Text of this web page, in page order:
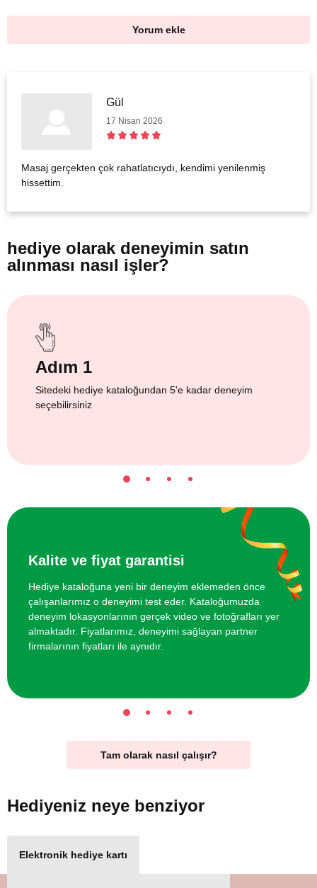
Yorum ekle
Gül
17 Nisan 2026
Masaj gerçekten çok rahatlatıcıydı, kendimi yenilenmiş
hissettim.
hediye olarak deneyimin satın
alınması nasıl işler?
Adım 1
Sitedeki hediye kataloğundan 5'e kadar deneyim
seçebilirsiniz
Kalite ve fiyat garantisi
Hediye kataloğuna yeni bir deneyim eklemeden önce
çalışanlarımız o deneyimi test eder. Kataloğumuzda
deneyim lokasyonlarının gerçek video ve fotoğrafları yer
almaktadır. Fiyatlarımız, deneyimi sağlayan partner
firmalarının fiyatları ile aynıdır.
Tam olarak nasıl çalışır?
Hediyeniz neye benziyor
Elektronik hediye kartı